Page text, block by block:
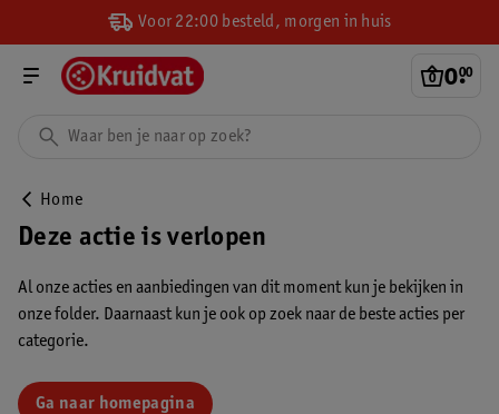
Voor 22:00 besteld, morgen in huis
0.
00
Home
Deze actie is verlopen
Al onze acties en aanbiedingen van dit moment kun je bekijken in
onze folder. Daarnaast kun je ook op zoek naar de beste acties per
categorie.
Ga naar homepagina